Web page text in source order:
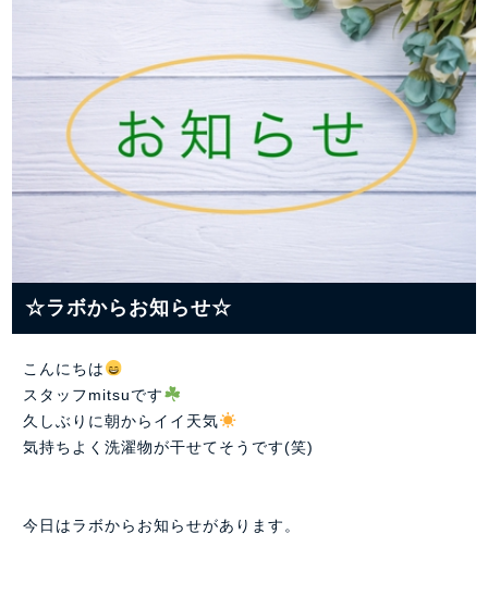
☆ラボからお知らせ☆
こんにちは
スタッフmitsuです
久しぶりに朝からイイ天気
気持ちよく洗濯物が干せてそうです(笑)
今日はラボからお知らせがあります。